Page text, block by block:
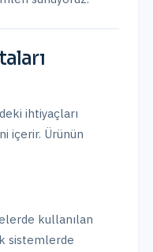
ihtiyaçları
içerir. Ürünün
kullanılan
sistemlerde